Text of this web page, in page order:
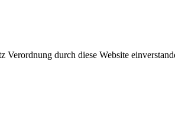
durch diese Website